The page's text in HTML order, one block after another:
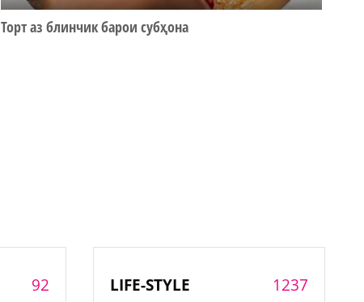
Торт аз блинчик барои субҳона
92 LIFE-STYLE 1237